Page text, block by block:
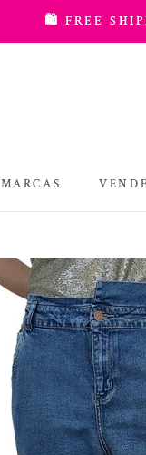
🛍️ FREE
MARCAS